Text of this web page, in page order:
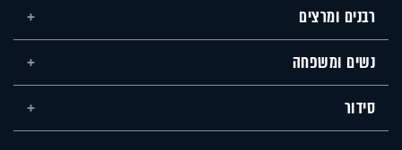
רבנים ומרצים
נשים ומשפחה
סידור